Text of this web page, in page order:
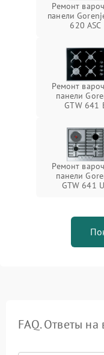
Ремонт
панели
620 ASC
Ремонт
панели
GTW 641
Ремонт
панели
GTW 641
FAQ. Ответы